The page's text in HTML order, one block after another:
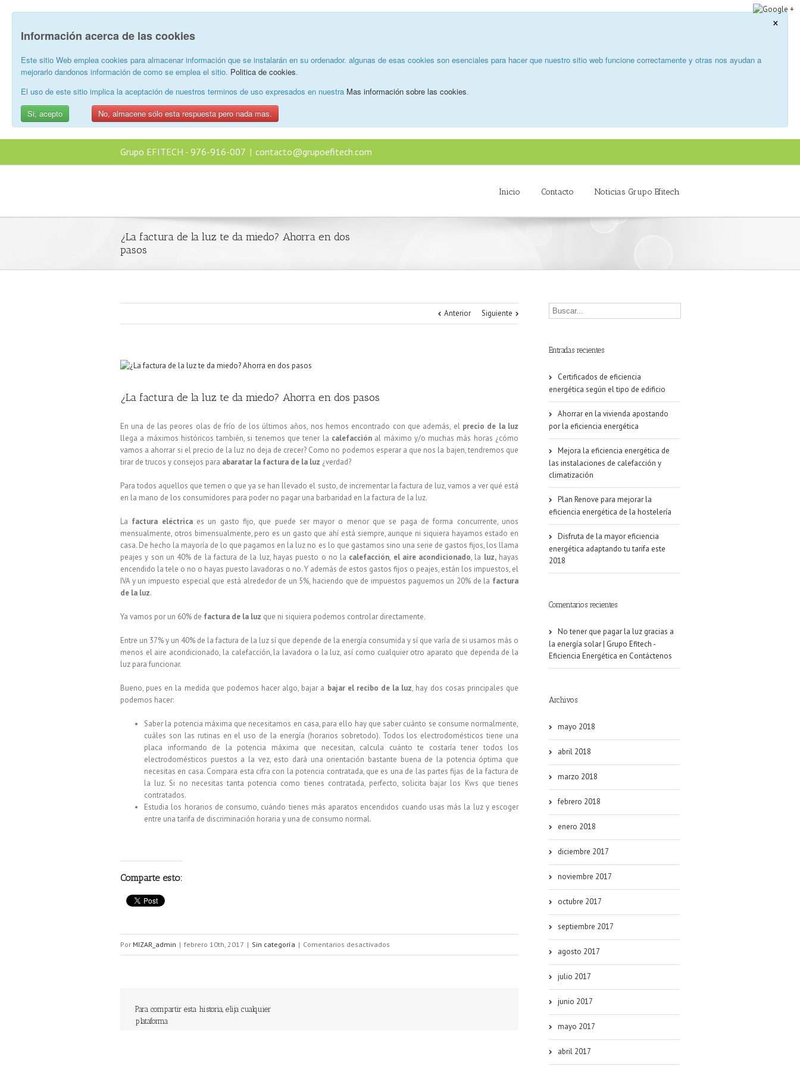
×
Información acerca de las cookies
Este sitio Web emplea cookies para almacenar información que se instalarán en su ordenador. algunas de esas cookies son esenciales para hacer que nuestro sitio web funcione correctamente y otras nos ayudan a
mejorarlo dandonos información de como se emplea el sitio. Politica de cookies.
El uso de este sitio implica la aceptación de nuestros terminos de uso expresados en nuestra Mas información sobre las cookies.
Si, acepto
No, almacene sólo esta respuesta pero nada mas.
Grupo EFITECH - 976-916-007 | contacto@grupoefitech.com
Inicio Contacto Noticias Grupo Efitech
¿La factura de la luz te da miedo? Ahorra en dos
pasos
Anterior Siguiente
¿La factura de la luz te da miedo? Ahorra en dos pasos
En una de las peores olas de frío de los últimos años, nos hemos encontrado con que además, el precio de la luz
llega a máximos históricos también, si tenemos que tener la calefacciónal máximo y/o muchas más horas ¿cómo
vamos a ahorrar si el precio de la luz no deja de crecer? Como no podemos esperar a que nos la bajen, tendremos que
tirar de trucos y consejos para abaratar la factura de la luz ¿verdad?
Para todos aquellos que temen o que ya se han llevado el susto, de incrementar la factura de luz, vamos a ver qué está
en la mano de los consumidores para poder no pagar una barbaridad en la factura de la luz.
La factura eléctricaes un gasto fijo, que puede ser mayor o menor que se paga de forma concurrente, unos
mensualmente, otros bimensualmente, pero es un gasto que ahí está siempre, aunque ni siquiera hayamos estado en
casa. De hecho la mayoría de lo que pagamos en la luz no es lo que gastamos sino una serie de gastos fijos, los llama
peajes y son un 40% de la factura de la luz, hayas puesto o no la calefacción, el aire acondicionado, la luz,hayas
encendido la tele o no o hayas puesto lavadoras o no. Y además de estos gastos fijos o peajes, están los impuestos, el
IVA y un impuesto especial que está alrededor de un 5%, haciendo que de impuestos paguemos un 20% de la factura
de la luz.
Ya vamos por un 60% de factura de la luz que ni siquiera podemos controlar directamente.
Entre un 37% y un 40% de la factura de la luz sí que depende de la energía consumida y sí que varía de si usamos más o
menos el aire acondicionado, la calefacción, la lavadora o la luz, así como cualquier otro aparato que dependa de la
luz para funcionar.
Bueno, pues en la medida que podemos hacer algo, bajar a bajar el recibo de la luz, hay dos cosas principales que
podemos hacer:
Saber la potencia máxima que necesitamos en casa, para ello hay que saber cuánto se consume normalmente,
cuáles son las rutinas en el uso de la energía (horarios sobretodo). Todos los electrodomésticos tiene una
placa informando de la potencia máxima que necesitan, calcula cuánto te costaría tener todos los
electrodomésticos puestos a la vez, esto dará una orientación bastante buena de la potencia óptima que
necesitas en casa. Compara esta cifra con la potencia contratada, que es una de las partes fijas de la factura de
la luz. Si no necesitas tanta potencia como tienes contratada, perfecto, solicita bajar los Kws que tienes
contratados.
Estudia los horarios de consumo, cuándo tienes más aparatos encendidos cuando usas más la luz y escoger
entre una tarifa de discriminación horaria y una de consumo normal.
Comparte esto:
Por MIZAR_admin | febrero 10th, 2017 | Sin categoría | Comentarios desactivados
Para compartir esta historia, elija cualquier
plataforma
Entradas recientes
Certificados de eficiencia
energética según el tipo de edificio
Ahorrar en la vivienda apostando
por la eficiencia energética
Mejora la eficiencia energética de
las instalaciones de calefacción y
climatización
Plan Renove para mejorar la
eficiencia energética de la hostelería
Disfruta de la mayor eficiencia
energética adaptando tu tarifa este
2018
Comentarios recientes
No tener que pagar la luz gracias a
la energía solar | Grupo Efitech -
Eficiencia Energética en Contáctenos
Archivos
mayo 2018
abril 2018
marzo 2018
febrero 2018
enero 2018
diciembre 2017
noviembre 2017
octubre 2017
septiembre 2017
agosto 2017
julio 2017
junio 2017
mayo 2017
abril 2017